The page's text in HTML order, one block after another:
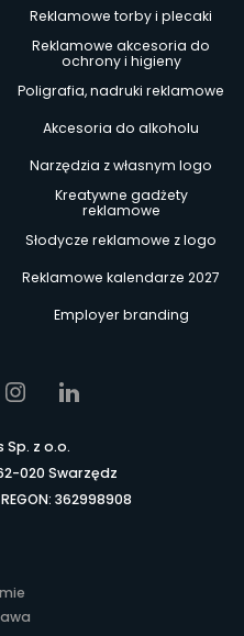
Reklamowe torby i plecaki
Reklamowe akcesoria do
ochrony i higieny
Poligrafia, nadruki reklamowe
Akcesoria do alkoholu
Narzędzia z własnym logo
Kreatywne gadżety
reklamowe
Słodycze reklamowe z logo
Reklamowe kalendarze 2027
Employer branding
Sp. z o.o.
020 Swarzędz
362998908